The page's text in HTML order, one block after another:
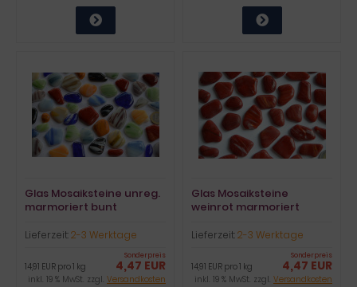
Glas Mosaiksteine unreg.
marmoriert bunt
Lieferzeit:2-3 Werktage
Sonderpreis
4,47 EUR
14,91 EUR pro 1 kg
inkl. 19 % MwSt. zzgl. Versandkosten
Glas Mosaiksteine
weinrot marmoriert
Lieferzeit:2-3 Werktage
Sonderpreis
4,47 EUR
14,91 EUR pro 1 kg
inkl. 19 % MwSt. zzgl. Versandkosten